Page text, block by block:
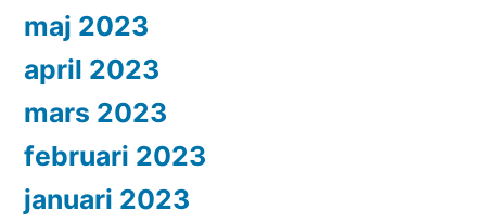
maj 2023
april 2023
mars 2023
februari 2023
januari 2023